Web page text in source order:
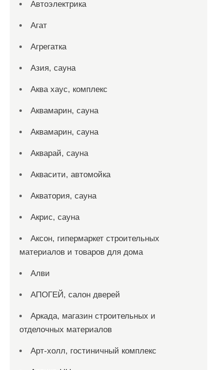
Автоэлектрика
Агат
Агрегатка
Азия, сауна
Аква хаус, комплекс
Аквамарин, сауна
Аквамарин, сауна
Акварай, сауна
Аквасити, автомойка
Акватория, сауна
Акрис, сауна
Аксон, гипермаркет строительных
материалов и товаров для дома
Алви
АПОГЕЙ, салон дверей
Аркада, магазин строительных и
отделочных материалов
Арт-холл, гостиничный комплекс